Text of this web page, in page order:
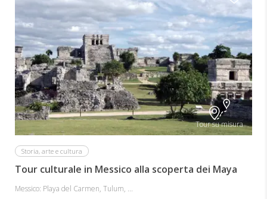
Tour su misura
Storia, arte e cultura
Tour culturale in Messico alla scoperta dei Maya
Messico: Playa del Carmen, Tulum, ...